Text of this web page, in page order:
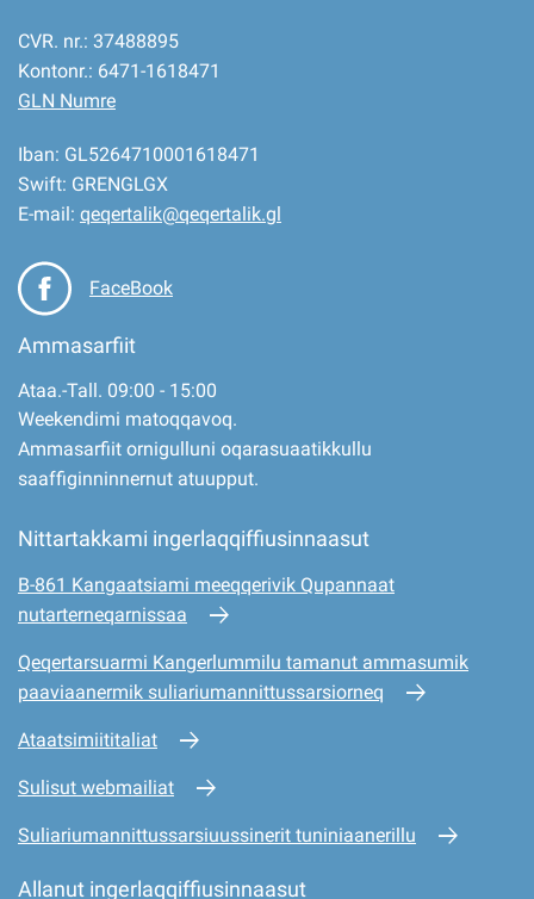
CVR. nr.: 37488895
Kontonr.: 6471-1618471
GLN Numre
Iban: GL5264710001618471
Swift: GRENGLGX
E-mail: qeqertalik@qeqertalik.gl
FaceBook
Ammasarfiit
Ataa.-Tall. 09:00 - 15:00
Weekendimi matoqqavoq.
Ammasarfiit ornigulluni oqarasuaatikkullu
saaffiginninnernut atuupput.
Nittartakkami ingerlaqqiffiusinnaasut
B-861 Kangaatsiami meeqqerivik Qupannaat
nutarterneqarnissaa
Qeqertarsuarmi Kangerlummilu tamanut ammasumik
paaviaanermik suliariumannittussarsiorneq
Ataatsimiititaliat
Sulisut webmailiat
Suliariumannittussarsiuussinerit tuniniaanerillu
Allanut ingerlaqqiffiusinnaasut